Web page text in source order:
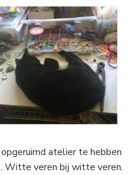
atelier te hebben
Witte veren bij witte veren.